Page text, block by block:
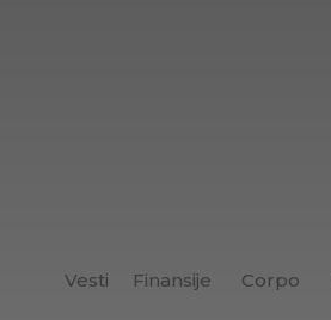
Vesti Finansije Corpo